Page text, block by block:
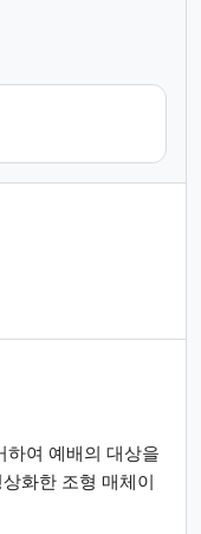
하여 예배의 대상을
화한 조형 매체이